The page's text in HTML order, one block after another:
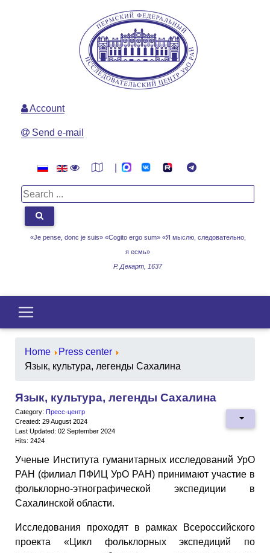
«Je pense, donc je suis» «Cogito ergo sum» «Я мыслю, следовательно,
я есмь»
Р. Декарт, 1637
Account
Send e-mail
Home
Press center
Язык, культура, легенды Сахалина
Язык, культура, легенды Сахалина
Category: Пресс-центр
Created: 29 August 2024
Last Updated: 02 September 2024
Hits: 2424
Ученые Института гуманитарных исследований УрО
РАН (филиал ПФИЦ УрО РАН) принимают участие в
фольклорно-этнографической экспедиции в
Сахалинской области.
Исследования проходят в рамках Всероссийского
проекта «Цикл фольклорных экспедиций по